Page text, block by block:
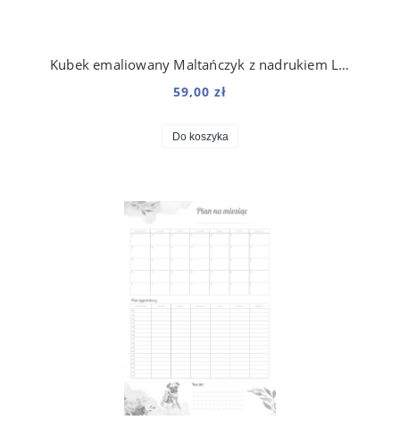
Kubek emaliowany Maltańczyk z nadrukiem Line Różowy
59,00 zł
Do koszyka